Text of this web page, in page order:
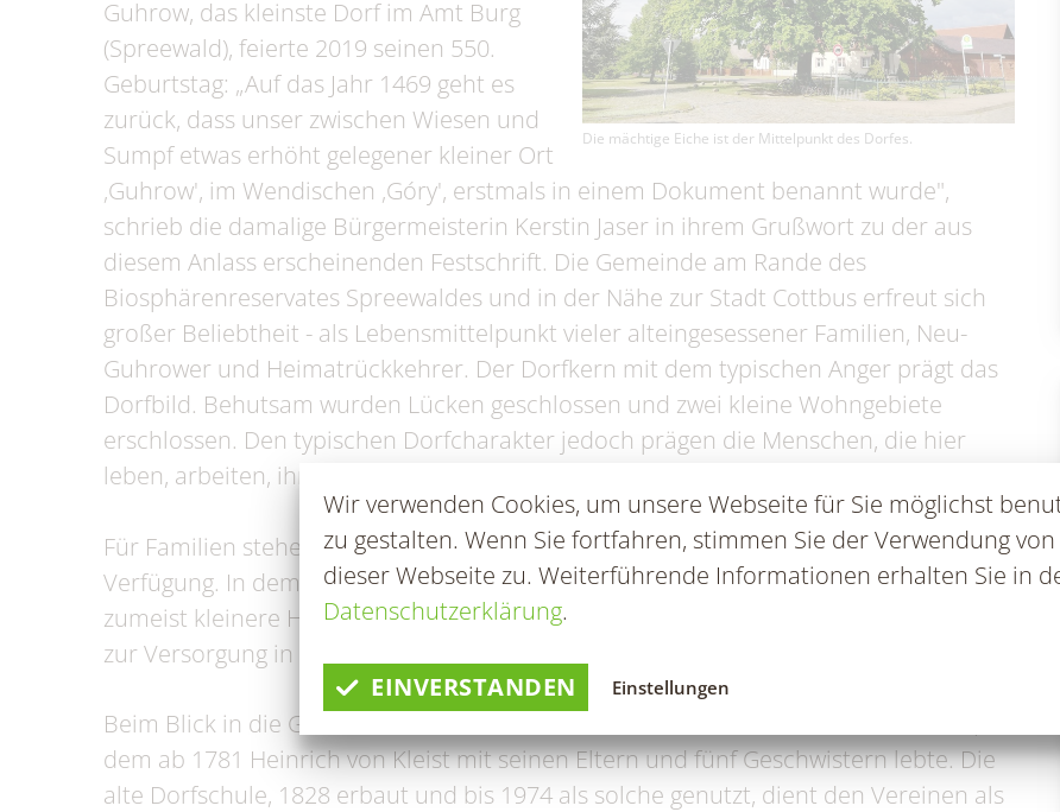
Wahlen/Volksbegehren
Fundtiere Zahlen & Statistik Formularservice
Wir verwenden Cookies, um unsere Webseite für Sie möglichst
zu gestalten. Wenn Sie fortfahren, stimmen Sie der Verwendung
dieser Webseite zu. Weiterführende Informationen erhalten Sie in
Datenschutzerklärung.
EINVERSTANDEN Einstellungen
Die mächtige Eiche ist der Mittelpunkt des Dorfes.
Guhrow, das kleinste Dorf im Amt Burg
(Spreewald), feierte 2019 seinen 550.
Geburtstag: „Auf das Jahr 1469 geht es
zurück, dass unser zwischen Wiesen und
Sumpf etwas erhöht gelegener kleiner Ort
‚Guhrow', im Wendischen ‚Góry', erstmals in einem Dokument benannt wurde",
schrieb die damalige Bürgermeisterin Kerstin Jaser in ihrem Grußwort zu der aus
diesem Anlass erscheinenden Festschrift. Die Gemeinde am Rande des
Biosphärenreservates Spreewaldes und in der Nähe zur Stadt Cottbus erfreut sich
großer Beliebtheit - als Lebensmittelpunkt vieler alteingesessener Familien, Neu-
Guhrower und Heimatrückkehrer. Der Dorfkern mit dem typischen Anger prägt das
Dorfbild. Behutsam wurden Lücken geschlossen und zwei kleine Wohngebiete
erschlossen. Den typischen Dorfcharakter jedoch prägen die Menschen, die hier
leben, arbeiten, ihre Freizeit verbringen und sich engagieren.
Für Familien stehen Kindereinrichtungen und Schulen in den Nachbarorten zur
Verfügung. In dem einst landwirtschaftliche geprägten Dorf gibt es heute 48 Firmen,
zumeist kleinere Handwerksbetriebe. Diese bieten Erwerbsmöglichkeit und tragen
zur Versorgung in der Gemeinde bei.
Beim Blick in die Geschichte ist das um 1770 errichtete Herrenhaus zu erwähnen, in
dem ab 1781 Heinrich von Kleist mit seinen Eltern und fünf Geschwistern lebte. Die
alte Dorfschule, 1828 erbaut und bis 1974 als solche genutzt, dient den Vereinen als